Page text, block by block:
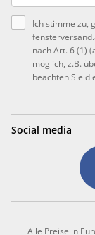
Ich stimme zu,
nach Art. 6 (1)
möglich, z.B.
beachten Sie
Social media
Alle Preise in